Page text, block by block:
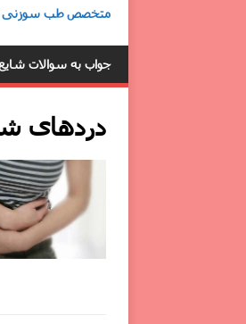
متخصص طب سوزنی ACUPUNCTURE
جواب به سوالات
دردهای